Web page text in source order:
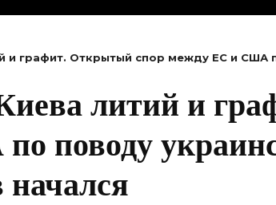
и графит. Открытый спор между ЕС и США
литий и
поводу
начался